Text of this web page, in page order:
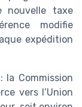
nouvelle taxe
modifie
expédition
la Commission
vers l’Union